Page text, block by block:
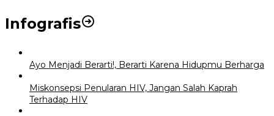
Infografis
Ayo Menjadi Berarti!, Berarti Karena Hidupmu Berharga
Miskonsepsi Penularan HIV, Jangan Salah Kaprah
Terhadap HIV